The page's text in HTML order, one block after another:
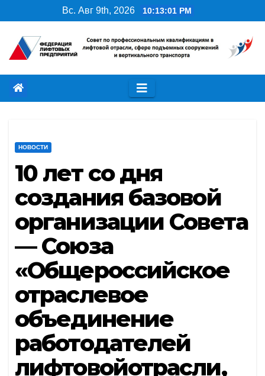
содержимому
Вс. Авг 9th, 2026 10:13:02 PM
НОВОСТИ
10 лет со дня
создания базовой
организации Совета
— Союза
«Общероссийское
отраслевое
объединение
работодателей
лифтовойотрасли,